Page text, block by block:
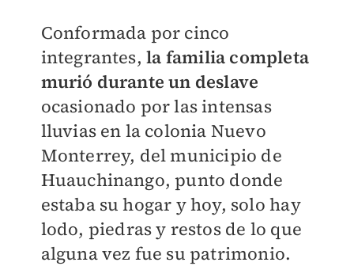
Conformada por cinco
integrantes,la familia completa
murió durante un deslave
ocasionado por las intensas
lluvias en la colonia Nuevo
Monterrey, del municipio de
Huauchinango, punto donde
estaba su hogar y hoy, solo hay
lodo, piedras y restos de lo que
alguna vez fue su patrimonio.